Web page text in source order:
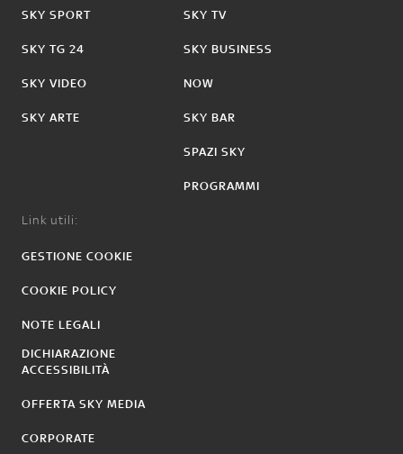
SKY SPORT
SKY TG 24
SKY VIDEO
SKY ARTE
SKY TV
SKY BUSINESS
NOW
SKY BAR
SPAZI SKY
PROGRAMMI
Link utili:
GESTIONE COOKIE
COOKIE POLICY
NOTE LEGALI
DICHIARAZIONE
ACCESSIBILITÀ
OFFERTA SKY MEDIA
CORPORATE